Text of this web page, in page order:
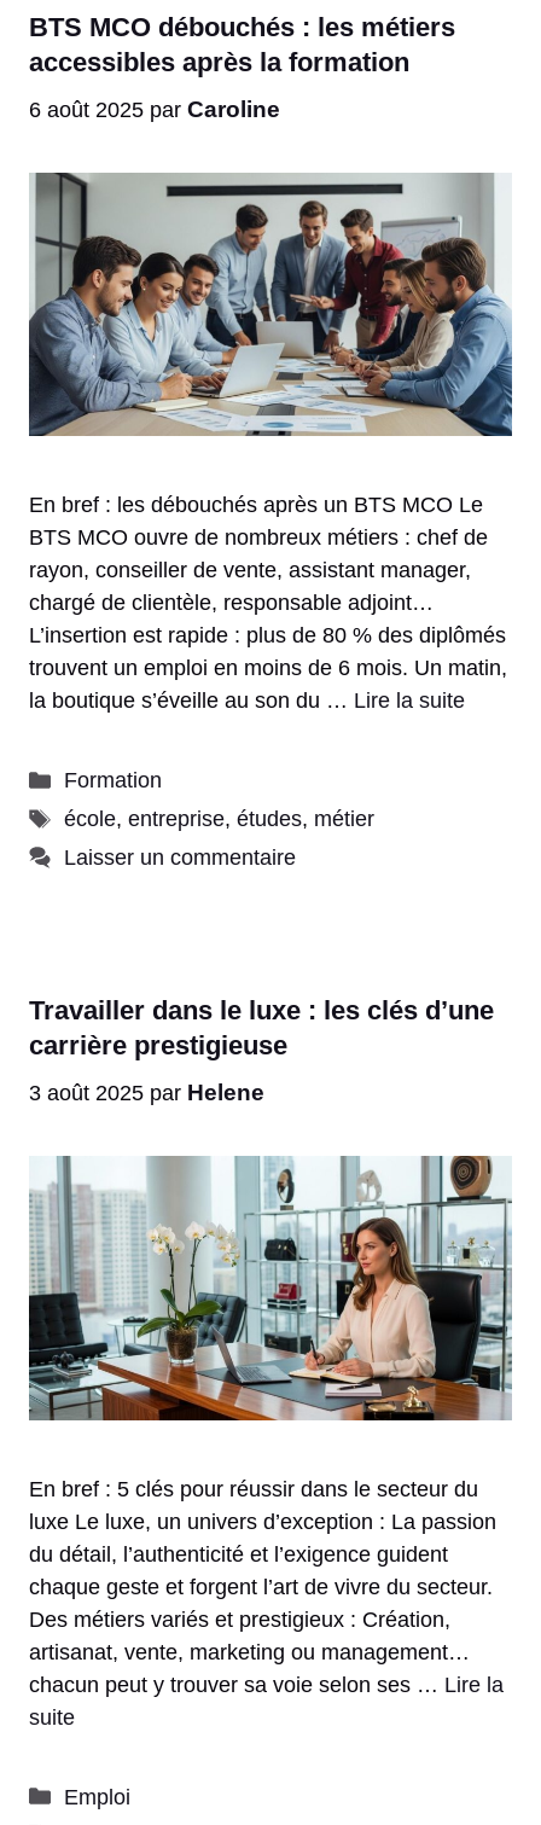
BTS MCO débouchés : les métiers
accessibles après la formation
6 août 2025 par Caroline
En bref : les débouchés après un BTS MCO Le
BTS MCO ouvre de nombreux métiers : chef de
rayon, conseiller de vente, assistant manager,
chargé de clientèle, responsable adjoint…
L’insertion est rapide : plus de 80 % des diplômés
trouvent un emploi en moins de 6 mois. Un matin,
la boutique s’éveille au son du … Lire la suite
Catégories
Formation
Étiquettes
école, entreprise, études, métier
Laisser un commentaire
Travailler dans le luxe : les clés d’une
carrière prestigieuse
3 août 2025 par Helene
En bref : 5 clés pour réussir dans le secteur du
luxe Le luxe, un univers d’exception : La passion
du détail, l’authenticité et l’exigence guident
chaque geste et forgent l’art de vivre du secteur.
Des métiers variés et prestigieux : Création,
artisanat, vente, marketing ou management…
chacun peut y trouver sa voie selon ses … Lire la
suite
Catégories
Emploi